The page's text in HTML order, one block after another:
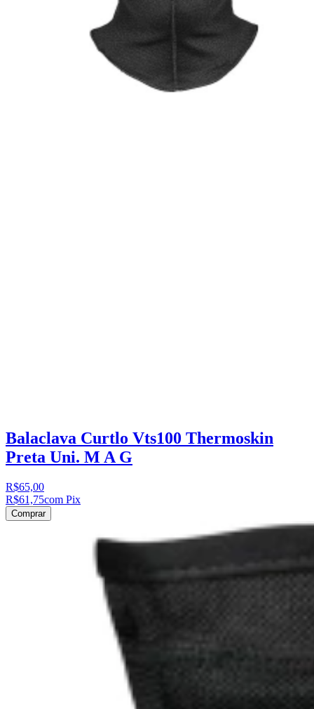
Balaclava Curtlo Vts100 Thermoskin
Preta Uni. M A G
R$65,00
R$61,75com Pix
Comprar